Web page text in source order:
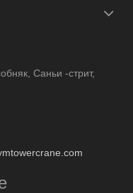
Саньи -стрит,